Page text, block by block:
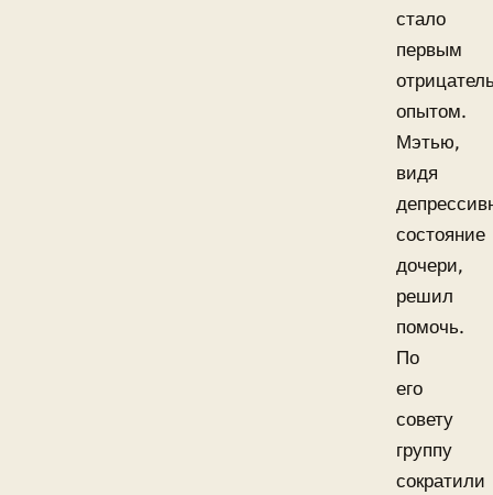
стало
первым
опытом.
Мэтью,
видя
состояние
дочери,
решил
помочь.
По
его
совету
группу
сократили